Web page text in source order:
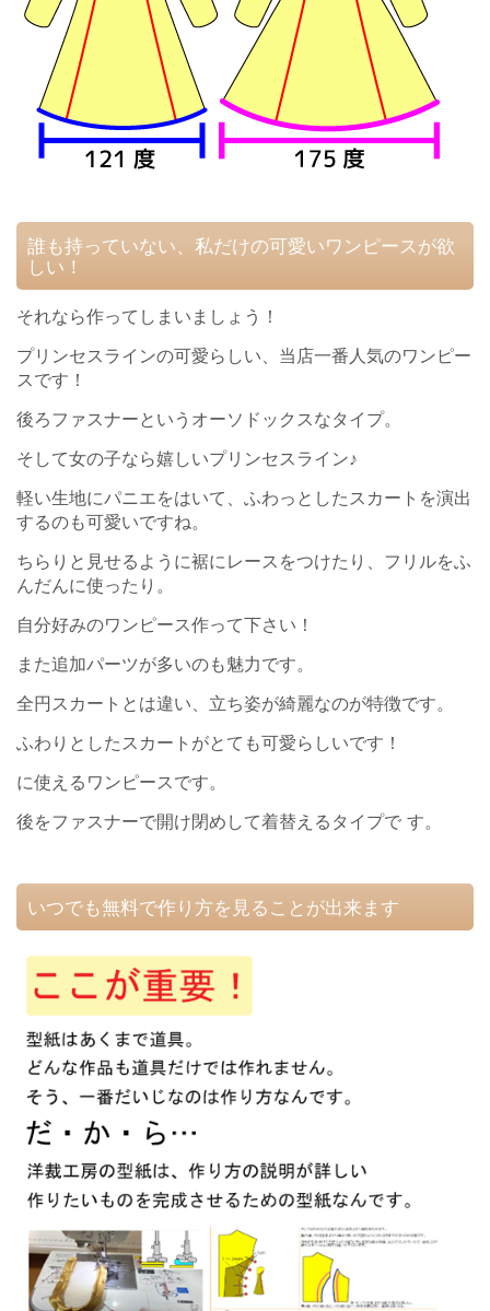
誰も持っていない、私だけの可愛いワンピースが欲
しい！
それなら作ってしまいましょう！
プリンセスラインの可愛らしい、当店一番人気のワンピー
スです！
後ろファスナーというオーソドックスなタイプ。
そして女の子なら嬉しいプリンセスライン♪
軽い生地にパニエをはいて、ふわっとしたスカートを演出
するのも可愛いですね。
ちらりと見せるように裾にレースをつけたり、フリルをふ
んだんに使ったり。
自分好みのワンピース作って下さい！
また追加パーツが多いのも魅力です。
全円スカートとは違い、立ち姿が綺麗なのが特徴です。
ふわりとしたスカートがとても可愛らしいです！
に使えるワンピースです。
後をファスナーで開け閉めして着替えるタイプで す。
いつでも無料で作り方を見ることが出来ます